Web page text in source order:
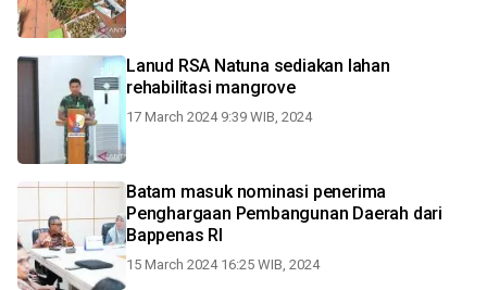
Lanud RSA Natuna sediakan lahan
rehabilitasi mangrove
17 March 2024 9:39 WIB, 2024
Batam masuk nominasi penerima
Penghargaan Pembangunan Daerah dari
Bappenas RI
15 March 2024 16:25 WIB, 2024